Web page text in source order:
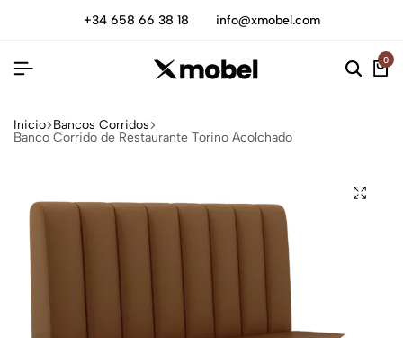
+34 658 66 38 18 info@xmobel.com
0
Inicio Bancos Corridos
Banco Corrido de Restaurante Torino Acolchado